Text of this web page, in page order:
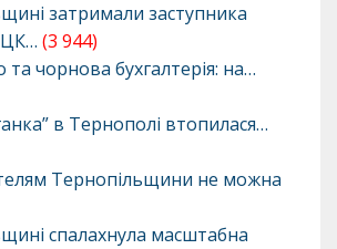
затримали заступника
(3 944)
чорнова бухгалтерія: на…
в Тернополі втопилася…
Тернопільщини не можна
спалахнула масштабна